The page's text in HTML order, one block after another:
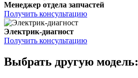
Менеджер отдела запчастей
Получить консультацию
Электрик-диагност
Получить консультацию
Выбрать другую модель: